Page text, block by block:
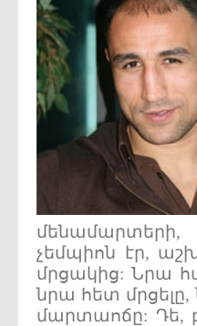
մենամարտերի,
չեմպիոն էր,
մրցակից: Նրա
նրա հետ մրցելը,
մարտաոճը: Դե,